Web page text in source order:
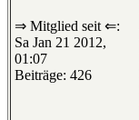
⇒ Mitglied seit ⇐:
Sa Jan 21 2012,
01:07
Beiträge: 426